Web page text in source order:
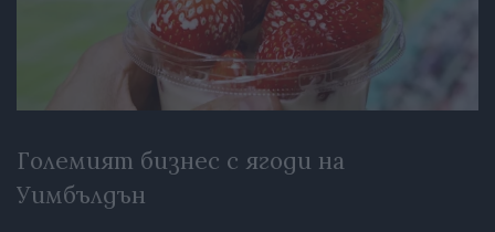
Големият бизнес с ягоди на
Уимбълдън